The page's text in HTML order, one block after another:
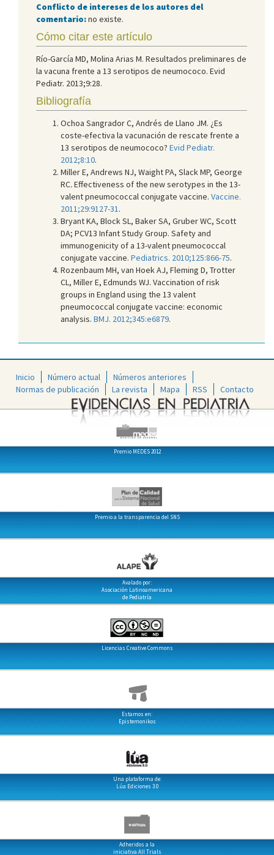
Conflicto de intereses de los autores del
comentario:no existe.
Cómo citar este artículo
Río-García MD, Molina Arias M. Resultados preliminares de
la vacuna frente a 13 serotipos de neumococo. Evid
Pediatr. 2013;9:28.
Bibliografía
Ochoa Sangrador C, Andrés de Llano JM. ¿Es
coste-efectiva la vacunación de rescate frente a
13 serotipos de neumococo? Evid Pediatr.
2012;8:10.
Miller E, Andrews NJ, Waight PA, Slack MP, George
RC.Effectiveness of the new serotypes in the 13-
valent pneumococcal conjugate vaccine. Vaccine.
2011;29:9127-31 .
Bryant KA, Block SL, Baker SA, Gruber WC, Scott
DA; PCV13 Infant Study Group. Safety and
immunogenicity of a 13-valent pneumococcal
conjugate vaccine. Pediatrics. 2010;125:866-75.
Rozenbaum MH, van Hoek AJ, Fleming D, Trotter
CL, Miller E, Edmunds WJ. Vaccination of risk
groups in England using the 13 valent
pneumococcal conjugate vaccine: economic
analysis. BMJ. 2012;345:e6879.
Inicio Número actual
Números anteriores
Normas de publicación
La revista Mapa RSS Contacto
Premio MEDES 2012
Premio a la transparencia del SNS
Avalado por:
Asociación Latinoamericana
de Pediatría
Licencias Creative Commons
Estamos en:
Epistemonikos
Una plataforma de:
Lúa Ediciones 3.0
Adheridos a la
iniciativa All Trials